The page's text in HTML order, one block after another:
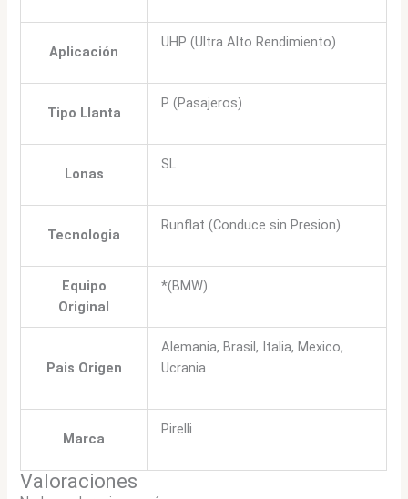
Aplicación
UHP (Ultra Alto Rendimiento)
Tipo Llanta
P (Pasajeros)
Lonas
SL
Tecnologia
Runflat (Conduce sin Presion)
Equipo
Original
*(BMW)
Pais Origen
Alemania, Brasil, Italia, Mexico,
Ucrania
Marca
Pirelli
Valoraciones